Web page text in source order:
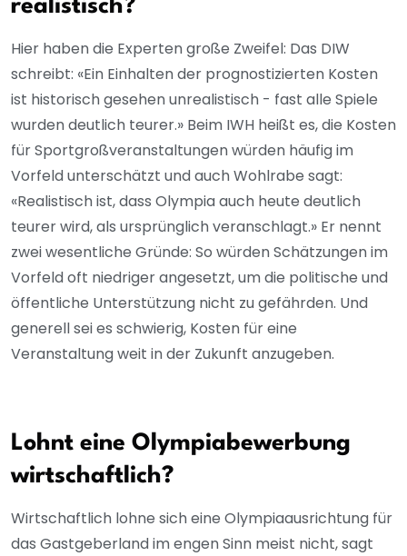
realistisch?
Hier haben die Experten große Zweifel: Das DIW
schreibt: «Ein Einhalten der prognostizierten Kosten
ist historisch gesehen unrealistisch - fast alle Spiele
wurden deutlich teurer.» Beim IWH heißt es, die Kosten
für Sportgroßveranstaltungen würden häufig im
Vorfeld unterschätzt und auch Wohlrabe sagt:
«Realistisch ist, dass Olympia auch heute deutlich
teurer wird, als ursprünglich veranschlagt.» Er nennt
zwei wesentliche Gründe: So würden Schätzungen im
Vorfeld oft niedriger angesetzt, um die politische und
öffentliche Unterstützung nicht zu gefährden. Und
generell sei es schwierig, Kosten für eine
Veranstaltung weit in der Zukunft anzugeben.
Lohnt eine Olympiabewerbung
wirtschaftlich?
Wirtschaftlich lohne sich eine Olympiaausrichtung für
das Gastgeberland im engen Sinn meist nicht, sagt